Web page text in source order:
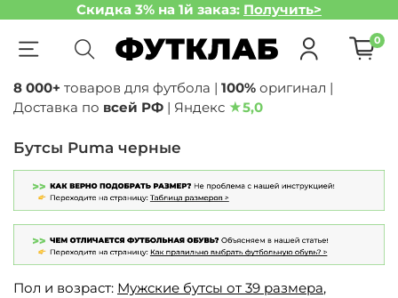
Скидка 3% на 1й заказ: Получить>
0
8 000+ товаров для футбола | 100% оригинал |
Доставка по всей РФ | Яндекс ★5,0
Бутсы Puma черные
Пол и возраст: Мужские бутсы от 39 размера,